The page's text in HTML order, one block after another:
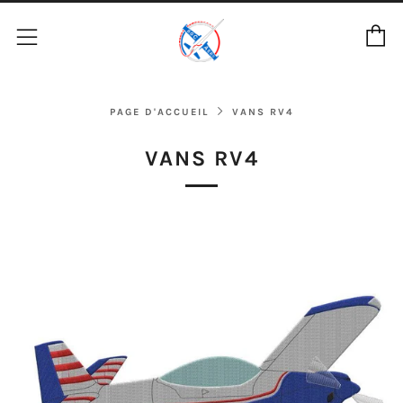
Menu
PAGE D'ACCUEIL VANS RV4
VANS RV4